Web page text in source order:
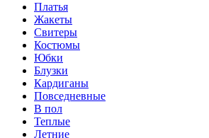
Платья
Жакеты
Свитеры
Костюмы
Юбки
Блузки
Кардиганы
Повседневные
В пол
Теплые
Летние